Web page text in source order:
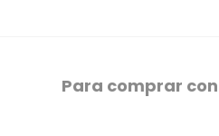
Para comprar